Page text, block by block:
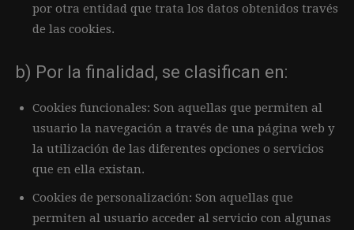
por otra entidad que trata los datos obtenidos través
de las cookies.
b) Por la finalidad, se clasifican en:
Cookies funcionales: Son aquellas que permiten al
usuario la navegación a través de una página web y
la utilización de las diferentes opciones o servicios
que en ella existan.
Cookies de personalización: Son aquellas que
permiten al usuario acceder al servicio con algunas